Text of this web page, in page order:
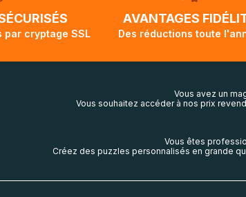
terre.
cryptage SSL
AVANTAGES
Des réductions toute
Vous avez un
Vous souhaitez accéder à nos prix
Vous êtes
Créez des puzzles personnalisés en grande